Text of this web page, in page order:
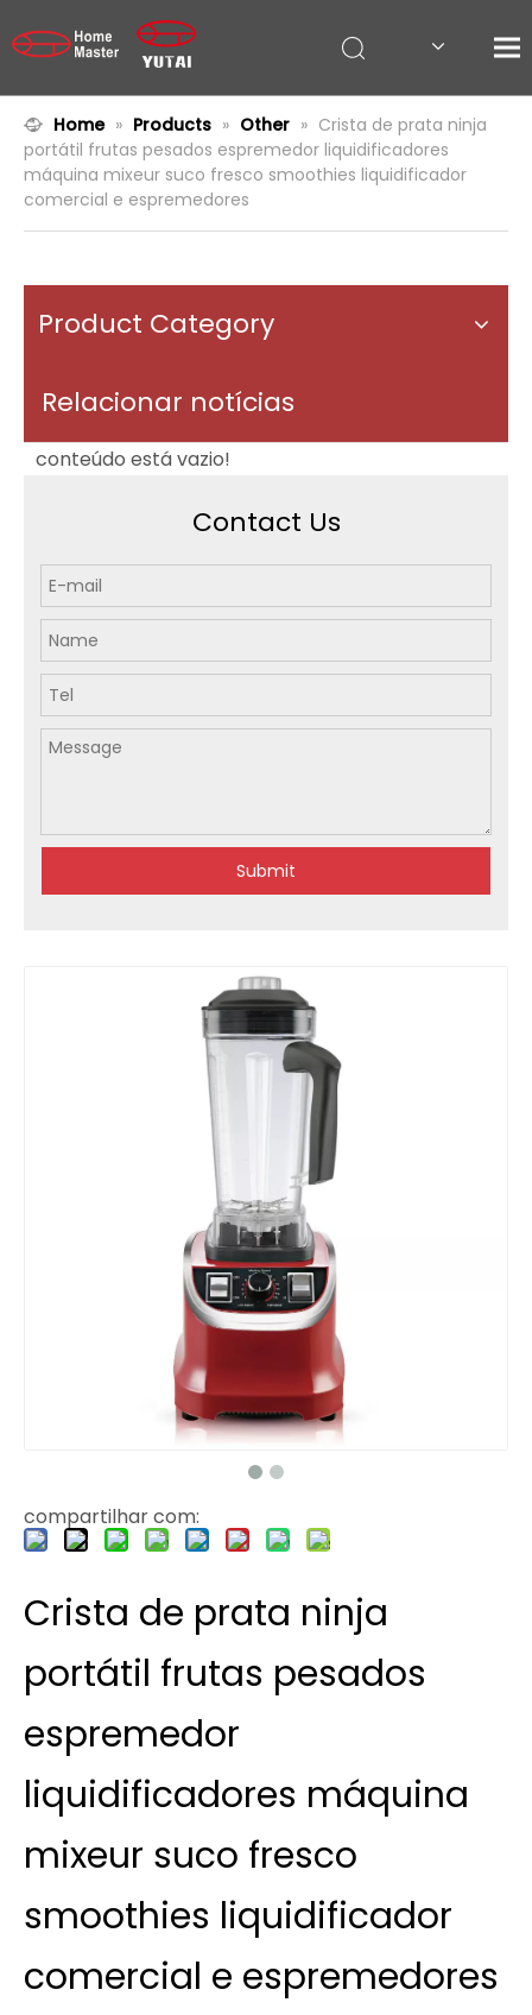
Home » Products » Other » Crista de prata ninja
portátil frutas pesados ​​espremedor liquidificadores
máquina mixeur suco fresco smoothies liquidificador
comercial e espremedores
Product Category
Relacionar notícias
conteúdo está vazio!
Contact Us
Submit
compartilhar com:
Crista de prata ninja
portátil frutas pesados ​​
espremedor
liquidificadores máquina
mixeur suco fresco
smoothies liquidificador
comercial e espremedores